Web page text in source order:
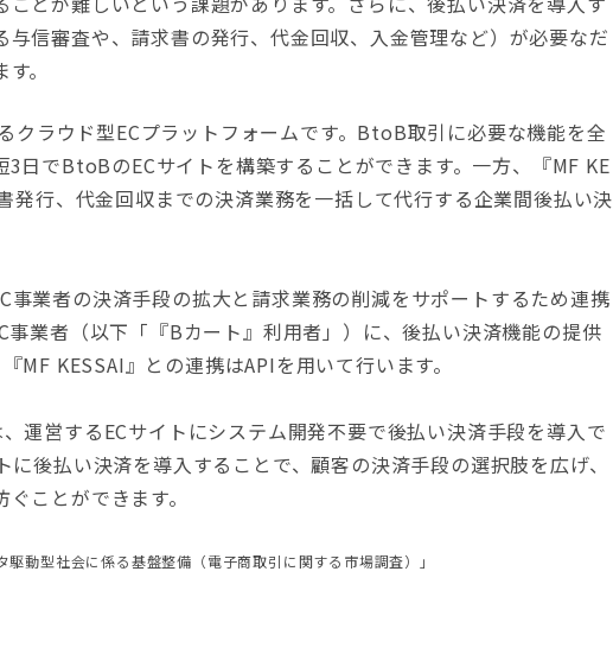
信審査や、請求書の発行、代金回収、入金管理など）が必要なだ
。
クラウド型ECプラットフォームです。BtoB取引に必要な機能を全
日でBtoBのECサイトを構築することができます。一方、『MF KE
発行、代金回収までの決済業務を一括して代行する企業間後払い決
事業者の決済手段の拡大と請求業務の削減をサポートするため連携
事業者（以下「『Bカート』利用者」）に、後払い決済機能の提供
MF KESSAI』との連携はAPIを用いて行います。
運営するECサイトにシステム開発不要で後払い決済手段を導入で
後払い決済を導入することで、顧客の決済手段の選択肢を広げ、
ことができます。
動型社会に係る基盤整備（電子商取引に関する市場調査）」